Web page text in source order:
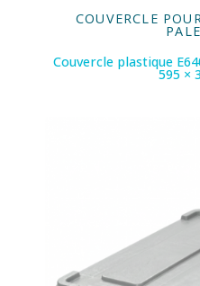
COUVERCLE
Couvercle plastique
595 ×